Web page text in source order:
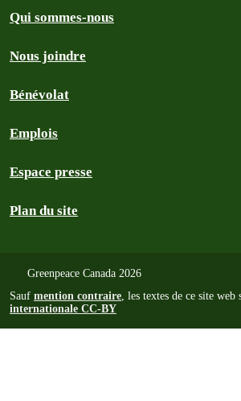
Qui sommes-nous
Nous joindre
Bénévolat
Emplois
Espace presse
Plan du site
Greenpeace Canada 2026
Sauf mention contraire, les textes de ce site web
internationale CC-BY